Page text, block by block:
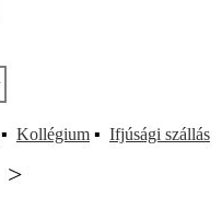
>
▪ Kollégium ▪ Ifjúsági szállás